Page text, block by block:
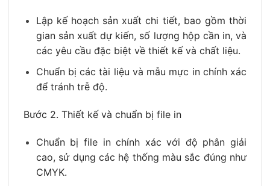
Lập kế hoạch sản xuất chi tiết, bao gồm thời
gian sản xuất dự kiến, số lượng hộp cần in, và
các yêu cầu đặc biệt về thiết kế và chất liệu.
Chuẩn bị các tài liệu và mẫu mực in chính xác
để tránh trễ độ.
Bước 2. Thiết kế và chuẩn bị file in
Chuẩn bị file in chính xác với độ phân giải
cao, sử dụng các hệ thống màu sắc đúng như
CMYK.